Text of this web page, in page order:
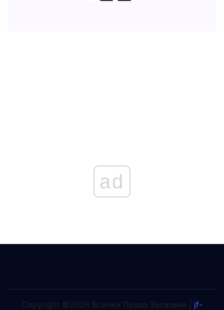
ad
Copyright ©2026 Всички Права Запазени | jf-